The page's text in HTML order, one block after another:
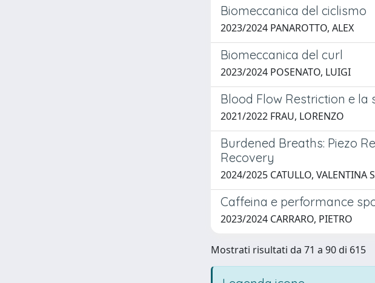
Biomeccanica del ciclismo
2023/2024 PANAROTTO, ALEX
Biomeccanica del curl
2023/2024 POSENATO, LUIGI
Blood Flow Restriction e
2021/2022 FRAU, LORENZO
Burdened Breaths: Piezo
Recovery
2024/2025 CATULLO, VALENTINA
Caffeina e performance
2023/2024 CARRARO, PIETRO
Mostrati risultati da 71 a 90 di 615